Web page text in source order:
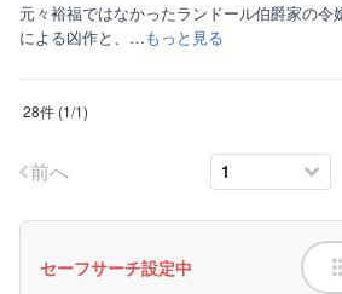
元々裕福ではなかったランドール伯爵家の令
による凶作と、…もっと見る
28件 (1/1)
前へ
セーフサーチ設定中